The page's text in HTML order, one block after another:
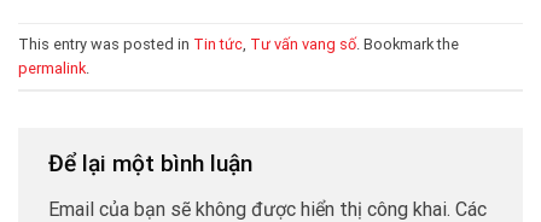
This entry was posted in Tin tức Tư vấn vang số. Bookmark the
permalink
Để lại một bình luận
Email của bạn sẽ không được hiển thị công khai. Các